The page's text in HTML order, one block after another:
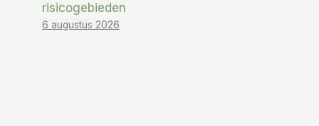
risicogebieden
6 augustus 2026